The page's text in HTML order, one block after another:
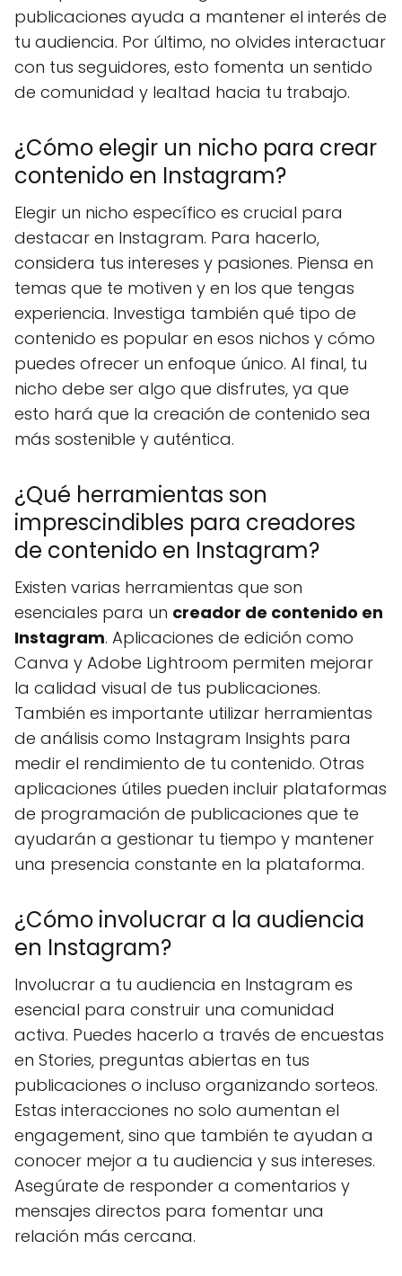
publicaciones ayuda a mantener el interés de
tu audiencia. Por último, no olvides interactuar
con tus seguidores, esto fomenta un sentido
de comunidad y lealtad hacia tu trabajo.
¿Cómo elegir un nicho para crear
contenido en Instagram?
Elegir un nicho específico es crucial para
destacar en Instagram. Para hacerlo,
considera tus intereses y pasiones. Piensa en
temas que te motiven y en los que tengas
experiencia. Investiga también qué tipo de
contenido es popular en esos nichos y cómo
puedes ofrecer un enfoque único. Al final, tu
nicho debe ser algo que disfrutes, ya que
esto hará que la creación de contenido sea
más sostenible y auténtica.
¿Qué herramientas son
imprescindibles para creadores
de contenido en Instagram?
Existen varias herramientas que son
esenciales para un creador de contenido en
Instagram. Aplicaciones de edición como
Canva y Adobe Lightroom permiten mejorar
la calidad visual de tus publicaciones.
También es importante utilizar herramientas
de análisis como Instagram Insights para
medir el rendimiento de tu contenido. Otras
aplicaciones útiles pueden incluir plataformas
de programación de publicaciones que te
ayudarán a gestionar tu tiempo y mantener
una presencia constante en la plataforma.
¿Cómo involucrar a la audiencia
en Instagram?
Involucrar a tu audiencia en Instagram es
esencial para construir una comunidad
activa. Puedes hacerlo a través de encuestas
en Stories, preguntas abiertas en tus
publicaciones o incluso organizando sorteos.
Estas interacciones no solo aumentan el
engagement, sino que también te ayudan a
conocer mejor a tu audiencia y sus intereses.
Asegúrate de responder a comentarios y
mensajes directos para fomentar una
relación más cercana.